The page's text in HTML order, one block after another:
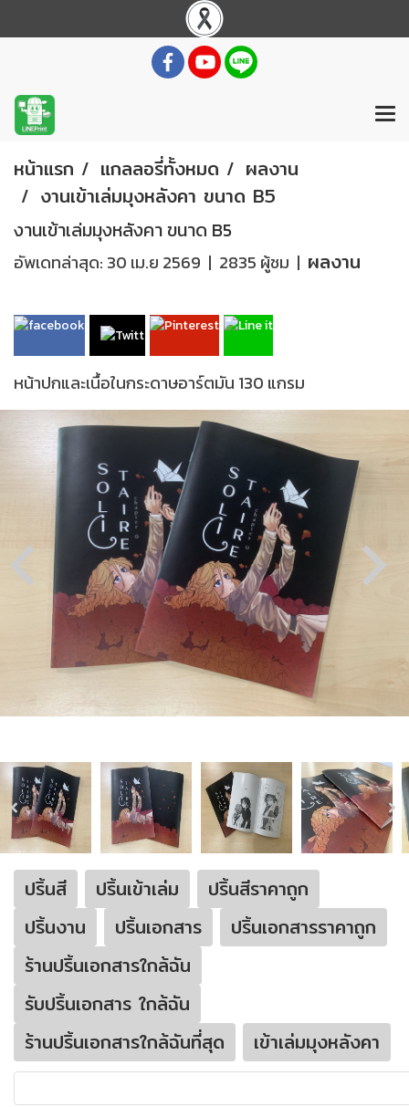
หน้าแรก แกลลอรี่ทั้งหมด
ผลงาน
งานเข้าเล่มมุงหลังคา ขนาด B5
งานเข้าเล่มมุงหลังคา ขนาด B5
อัพเดทล่าสุด: 30 เม.ย 2569 | 2835 ผู้ชม | ผลงาน
หน้าปกและเนื้อในกระดาษอาร์ตมัน 130 แกรม
ปริ้นสี ปริ้นเข้าเล่ม
ปริ้นสีราคาถูก
ปริ้นงาน
ปริ้นเอกสาร
ปริ้นเอกสารราคาถูก
ร้านปริ้นเอกสารใกล้ฉัน
รับปริ้นเอกสาร ใกล้ฉัน
ร้านปริ้นเอกสารใกล้ฉันที่สุด
เข้าเล่มมุงหลังคา